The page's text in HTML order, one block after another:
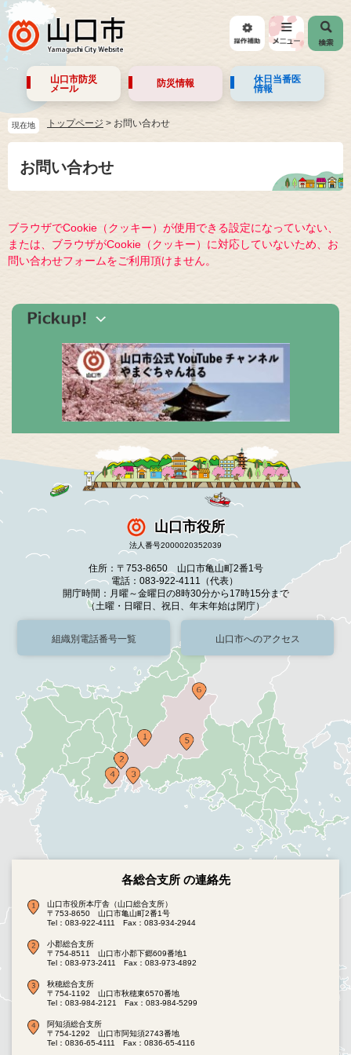
山口市防災
メール
防災情報
休日当番医
情報
現在地 トップページ > お問い合わせ
お問い合わせ
ブラウザでCookie（クッキー）が使用できる設定になっていない、
または、ブラウザがCookie（クッキー）に対応していないため、お
問い合わせフォームをご利用頂けません。
山口市役所
法人番号2000020352039
住所：〒753-8650 山口市亀山町2番1号
電話：083-922-4111（代表）
開庁時間：月曜～金曜日の8時30分から17時15分まで
（土曜・日曜日、祝日、年末年始は閉庁）
組織別電話番号一覧 山口市へのアクセス
各総合支所 の連絡先
山口市役所本庁舎（山口総合支所）
〒753-8650 山口市亀山町2番1号
Tel：083-922-4111
Fax：083-934-2944
小郡総合支所
〒754-8511 山口市小郡下郷609番地1
Tel：083-973-2411
Fax：083-973-4892
秋穂総合支所
〒754-1192 山口市秋穂東6570番地
Tel：083-984-2121
Fax：083-984-5299
阿知須総合支所
〒754-1292 山口市阿知須2743番地
Tel：0836-65-4111
Fax：0836-65-4116